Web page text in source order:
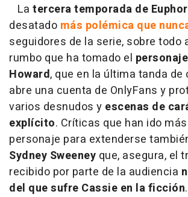
La tercera temporada de
desatado más polémica que
seguidores de la serie, sobre todo
rumbo que ha tomado el
Howard, que en la última tanda
abre una cuenta de OnlyFans y
varios desnudos y escenas de
explícito. Críticas que han ido
personaje para extenderse
Sydney Sweeney que, asegura, el
recibido por parte de la audiencia
del que sufre Cassie en la ficción.